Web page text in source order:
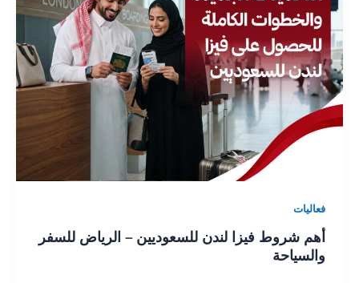
فعاليات
أهم شروط فيزا لندن للسعوديين – الرياض للسفر
والسياحة